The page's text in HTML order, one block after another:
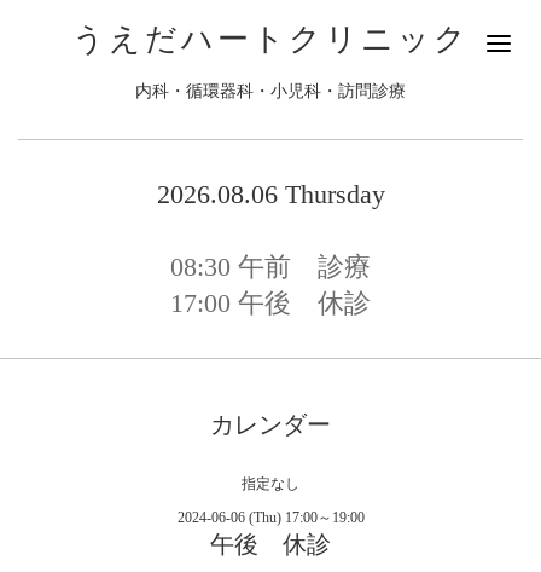
うえだハートクリニック
内科・循環器科・小児科・訪問診療
2026.08.06 Thursday
08:30 午前 診療
17:00 午後 休診
カレンダー
指定なし
2024-06-06 (Thu) 17:00～19:00
午後 休診